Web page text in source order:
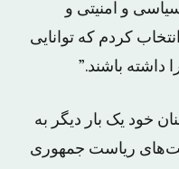
و امنیتی و
کردم که توانایی
داشته باشند.”
خود یک بار دیگر به
ریاست جمهوری